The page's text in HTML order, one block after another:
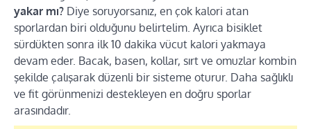
yakar mı? Diye soruyorsanız, en çok kalori atan
sporlardan biri olduğunu belirtelim. Ayrıca bisiklet
sürdükten sonra ilk 10 dakika vücut kalori yakmaya
devam eder. Bacak, basen, kollar, sırt ve omuzlar kombin
şekilde çalışarak düzenli bir sisteme oturur. Daha sağlıklı
ve fit görünmenizi destekleyen en doğru sporlar
arasındadır.